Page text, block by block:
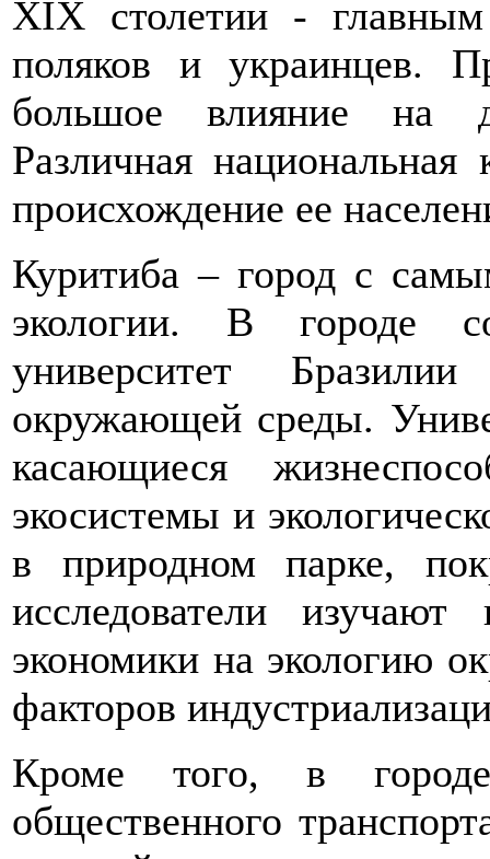
XIX столетии - главным
поляков и украинцев.
большое влияние на
Различная национальная
происхождение ее
Куритиба – город с
экологии. В городе
университет
окружающей среды.
касающиеся
экосистемы и
в природном парке,
исследователи
экономики на экологию
факторов
Кроме того, в
общественного